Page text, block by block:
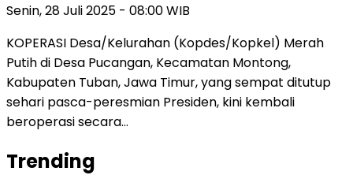
Senin, 28 Juli 2025 - 08:00 WIB
KOPERASI Desa/Kelurahan (Kopdes/Kopkel) Merah
Putih di Desa Pucangan, Kecamatan Montong,
Kabupaten Tuban, Jawa Timur, yang sempat ditutup
sehari pasca-peresmian Presiden, kini kembali
beroperasi secara…
Trending